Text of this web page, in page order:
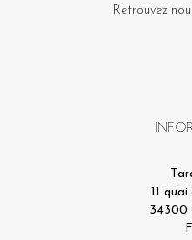
Retrouvez
11
34300